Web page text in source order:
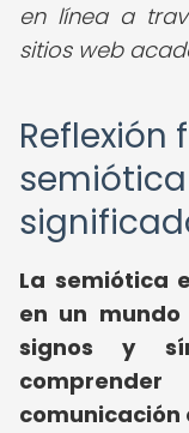
en línea a
sitios web
Reflexión
La semiótica
en un
signos y